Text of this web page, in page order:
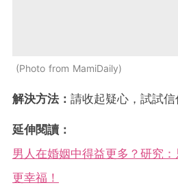
Photo from MamiDaily
解決方法： 請收起疑心，試試信
延伸閱讀：
男人在婚姻中得益更多？研究
更幸福！